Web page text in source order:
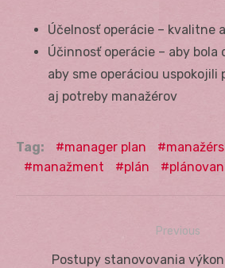
Účelnosť operácie – kvalitne
Účinnosť operácie – aby bola
aby sme operáciou uspokojili
aj potreby manažérov
Tag: manager plan
manažment
plán
Navigácia
Previous
Previous
Postupy stanovovania